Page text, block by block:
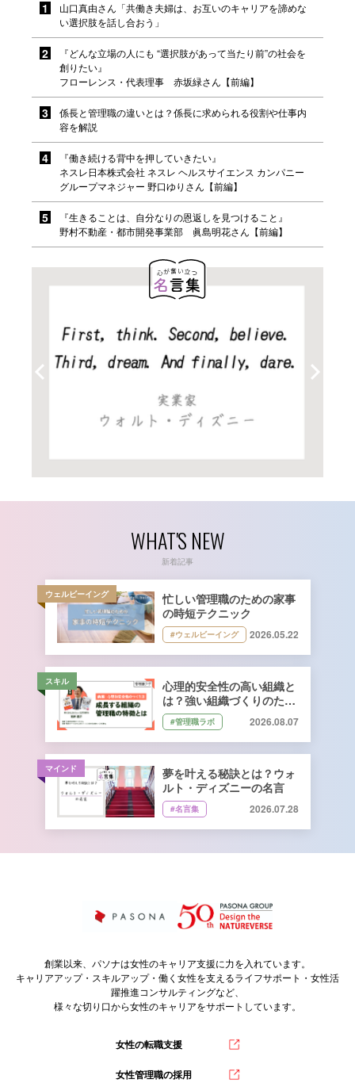
山口真由さん「共働き夫婦は、お互いのキャリアを諦めな
い選択肢を話し合おう」
『どんな立場の人にも “選択肢があって当たり前”の社会を
創りたい』
フローレンス・代表理事 赤坂緑さん【前編】
係長と管理職の違いとは？係長に求められる役割や仕事内
容を解説
『働き続ける背中を押していきたい』
ネスレ日本株式会社 ネスレ ヘルスサイエンス カンパニー
グループマネジャー 野口ゆりさん【前編】
『生きることは、自分なりの恩返しを見つけること』
野村不動産・都市開発事業部 眞島明花さん【前編】
WHAT'S NEW
新着記事
ウェルビーイング
忙しい管理職のための家事
の時短テクニック
#ウェルビーイング 2026.05.22
スキル
心理的安全性の高い組織と
は？強い組織づくりのため
に管理職ができること｜石
井遼介さん監修
#管理職ラボ 2026.08.07
マインド
夢を叶える秘訣とは？ウォ
ルト・ディズニーの名言
#名言集 2026.07.28
創業以来、パソナは女性のキャリア支援に力を入れています。
キャリアアップ・スキルアップ・働く女性を支えるライフサポート・女性活
躍推進コンサルティングなど、
様々な切り口から女性のキャリアをサポートしています。
女性の転職支援
女性管理職の採用